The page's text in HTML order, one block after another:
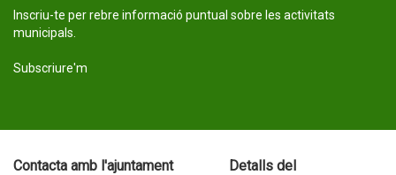
Inscriu-te per rebre informació puntual sobre les activitats
municipals.
Subscriure'm
Contacta amb l'ajuntament
Detalls del